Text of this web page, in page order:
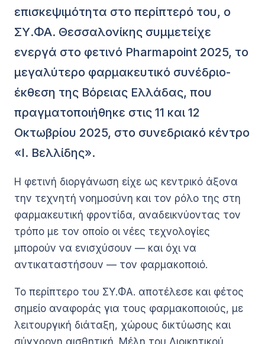
επισκεψιμότητα στο περίπτερό του, ο
ΣΥ.ΦΑ. Θεσσαλονίκης συμμετείχε
ενεργά στο φετινό Pharmapoint 2025, το
μεγαλύτερο φαρμακευτικό συνέδριο-
έκθεση της Βόρειας Ελλάδας, που
πραγματοποιήθηκε στις 11 και 12
Οκτωβρίου 2025, στο συνεδριακό κέντρο
«Ι. Βελλίδης».
Η φετινή διοργάνωση είχε ως κεντρικό άξονα
την τεχνητή νοημοσύνη και τον ρόλο της στη
φαρμακευτική φροντίδα, αναδεικνύοντας τον
τρόπο με τον οποίο οι νέες τεχνολογίες
μπορούν να ενισχύσουν — και όχι να
αντικαταστήσουν — τον φαρμακοποιό.
Το περίπτερο του ΣΥ.ΦΑ. αποτέλεσε και φέτος
σημείο αναφοράς για τους φαρμακοποιούς, με
λειτουργική διάταξη, χώρους δικτύωσης και